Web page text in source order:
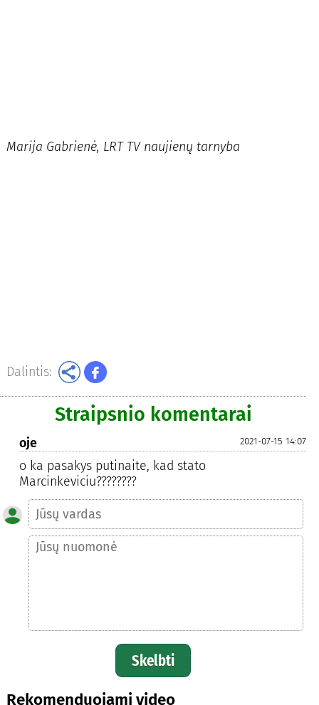
Marija Gabrienė, LRT TV naujienų tarnyba
Dalintis:
Straipsnio komentarai
2021-07-15 14:07
oje
o ka pasakys putinaite, kad stato
Marcinkeviciu????????
Skelbti
Rekomenduojami video